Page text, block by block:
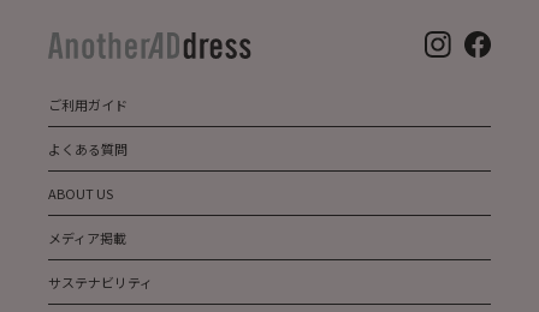
ご利用ガイド
よくある質問
ABOUT US
メディア掲載
サステナビリティ